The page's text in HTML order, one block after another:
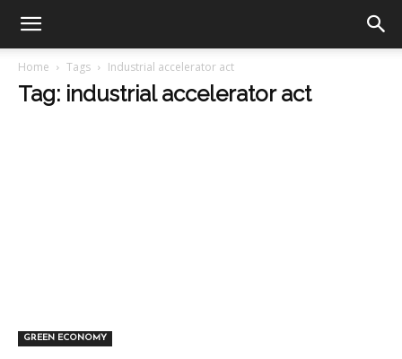
Home Tags Industrial accelerator act
Tag: industrial accelerator act
GREEN ECONOMY